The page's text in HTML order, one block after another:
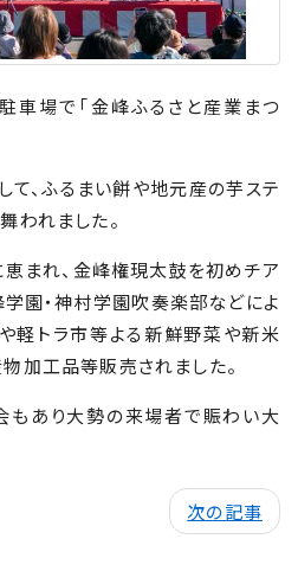
車場で「金峰ふるさと産業まつ
て、ふるまい餅や地元産の芋ステ
われました。
まれ、金峰権現太鼓を初めチア
学園・神村学園吹奏楽部などによ
軽トラ市等よる新鮮野菜や新米
加工品等販売されました。
もあり大勢の来場者で賑わい大
次の記事